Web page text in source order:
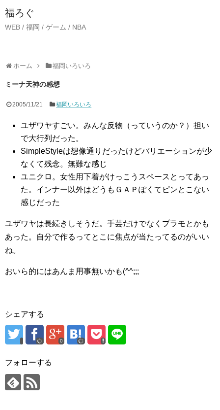
福ろぐ
WEB / 福岡 / ゲーム / NBA
ホーム 福岡いろいろ
ミーナ天神の感想
2005/11/21 福岡いろいろ
ユザワヤすごい。みんな反物（っていうのか？）担い
で大行列だった。
SimpleStyleは想像通りだったけどバリエーションが少
なくて残念。無難な感じ
ユニクロ。女性用下着がけっこうスペースとってあっ
た。インナー以外はどうもＧＡＰぽくてピンとこない
感じだった
ユザワヤは長続きしそうだ。手芸だけでなくプラモとかも
あった。自分で作るってとこに焦点が当たってるのがいい
ね。
おいら的にはあんま用事無いかも(^^;;;
シェアする
0
フォローする